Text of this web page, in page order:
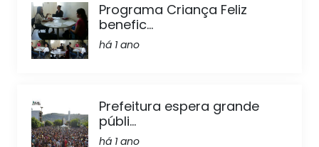
Programa Criança Feliz
benefic...
há 1 ano
Prefeitura espera grande
públi...
há 1 ano